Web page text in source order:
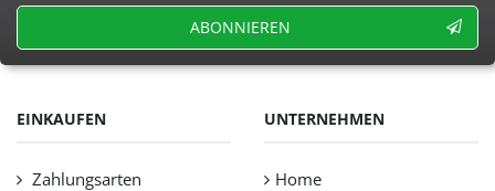
ABONNIEREN
EINKAUFEN
Zahlungsarten
UNTERNEHMEN
Home